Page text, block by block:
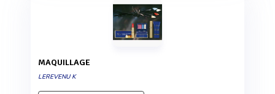
MAQUILLAGE
LEREVENU K